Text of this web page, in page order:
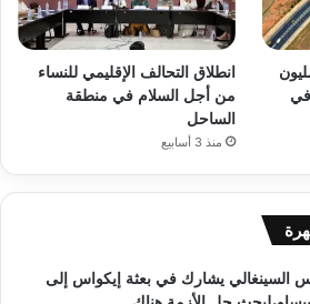
تحصل على 140 مليون
انطلاق التحالف الإقليمي للنساء
من أجل السلام في منطقة
الساحل
منذ 3 أسابيع
السينغالي يشارك في بعثة إيكواس إلى